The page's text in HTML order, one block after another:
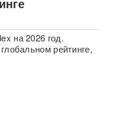
на 2026 год.
рейтинге,